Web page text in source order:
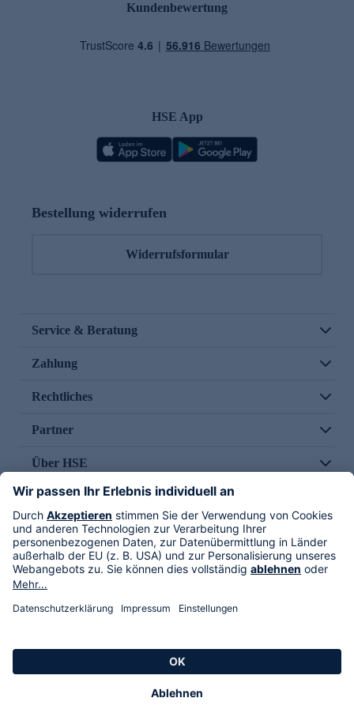
Kundenbewertung
HSE App
Bestellung widerrufen
Widerrufsformular
Service & Beratung
Zahlung
Rechtliches
Partner
Über HSE
Im TV
HSE International